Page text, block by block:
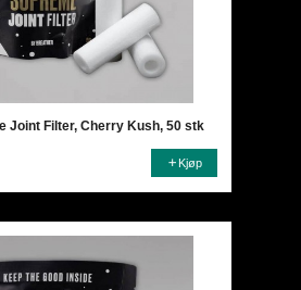
Joint Filter, Cherry Kush, 50 stk
Kjøp